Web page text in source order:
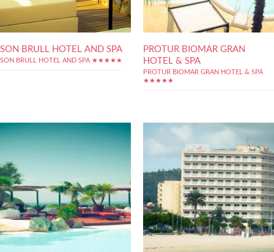
SON BRULL HOTEL AND SPA
SON BRULL HOTEL AND SPA ★★★★★
PROTUR BIOMAR GRAN
HOTEL & SPA
PROTUR BIOMAR GRAN HOTEL & SPA
★★★★★